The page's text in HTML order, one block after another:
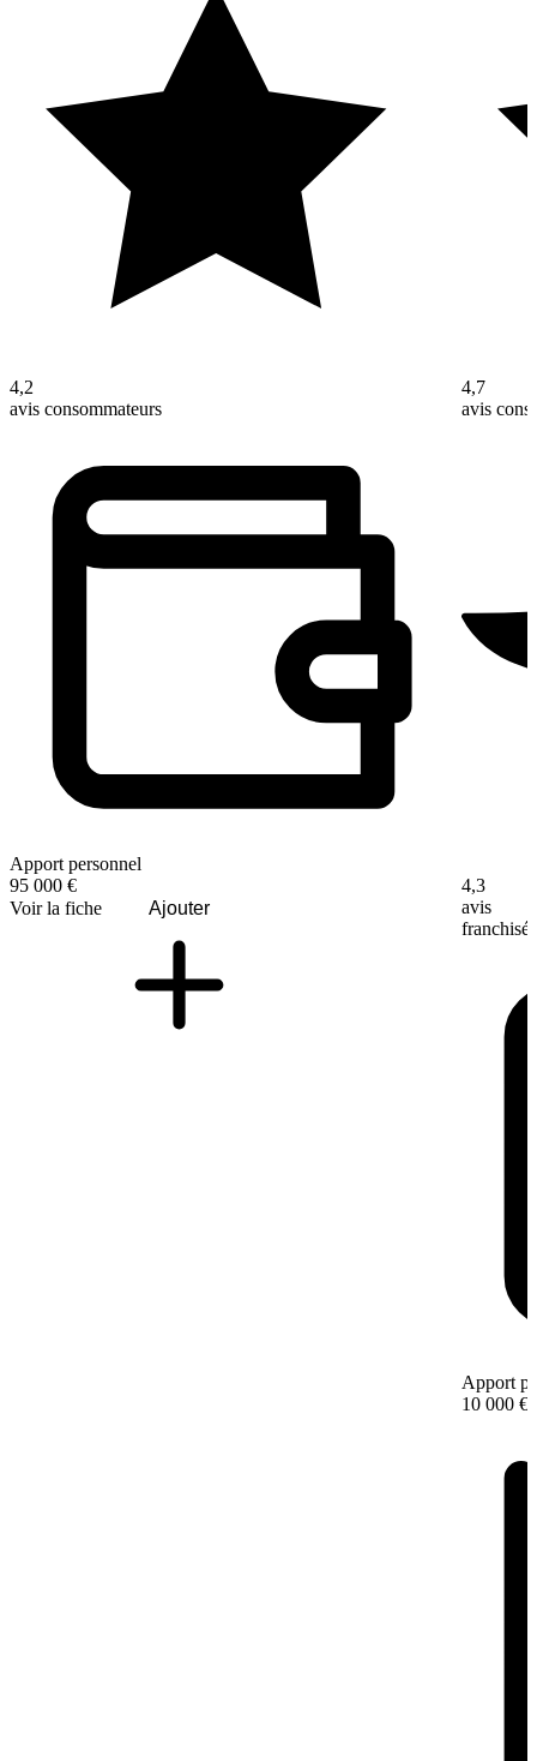
4,2
avis consommateurs
Apport personnel
95 000 €
Voir la fiche
Ajouter
4,7
avis
4,3
avis
franchisé
Apport
10 000 €